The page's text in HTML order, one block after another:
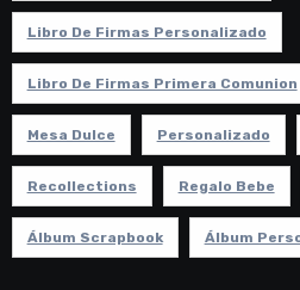
Libro De Firmas Personalizado
Libro De Firmas Primera Comunion
Mesa Dulce Personalizado
Recollections Regalo Bebe
Álbum Scrapbook Álbum